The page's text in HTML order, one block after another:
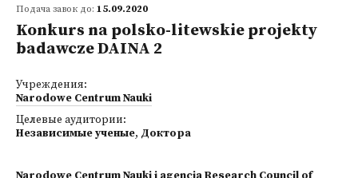
Подача завок до: 15.09.2020
Konkurs na polsko-litewskie projekty
badawcze DAINA 2
Учреждения:
Narodowe Centrum Nauki
Целевые аудитории:
Независимые ученые, Доктора